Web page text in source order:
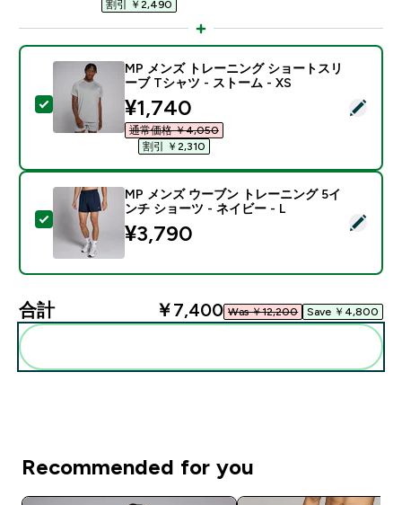
割引 ￥2,490‎
この商品を選択 - MP メンズ トレーニング ショート
MP メンズ トレーニング ショートスリ
ーブ Tシャツ - ストーム - XS
discounted price
¥1,740‎
通常価格 ￥4,050‎
割引 ￥2,310‎
この商品を選択 - MP メンズ ウーブン トレーニング
MP メンズ ウーブン トレーニング 5イ
ンチ ショーツ - ネイビー - L
¥3,790‎
合計 ￥7,400‎ Was ￥12,200‎ Save ￥4,800‎
Recommended for you